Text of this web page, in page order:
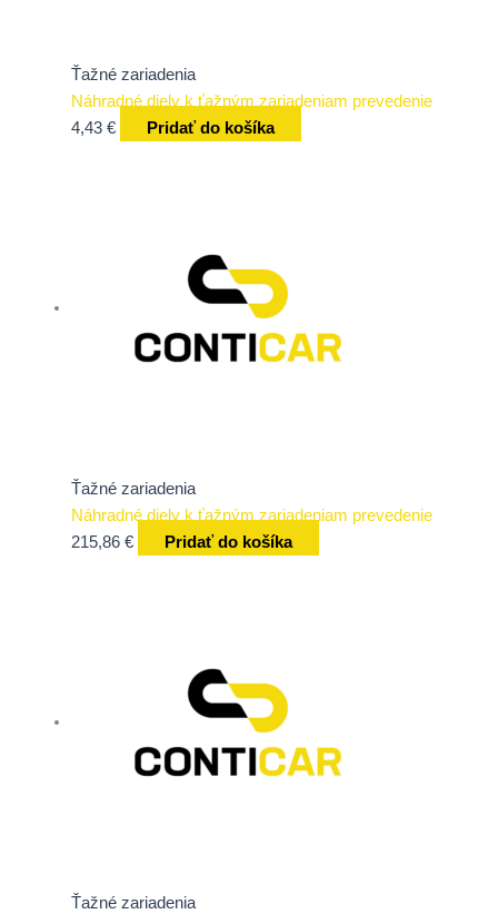
Ťažné zariadenia
Náhradné diely k ťažným zariadeniam prevedenie
4,43 € Pridať do košíka
Ťažné zariadenia
Náhradné diely k ťažným zariadeniam prevedenie
215,86 € Pridať do košíka
Ťažné zariadenia